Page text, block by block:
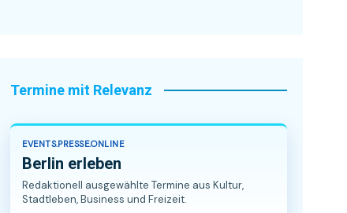
Termine mit Relevanz
EVENTS.PRESSE.ONLINE
Berlin erleben
Redaktionell ausgewählte Termine aus Kultur,
Stadtleben, Business und Freizeit.